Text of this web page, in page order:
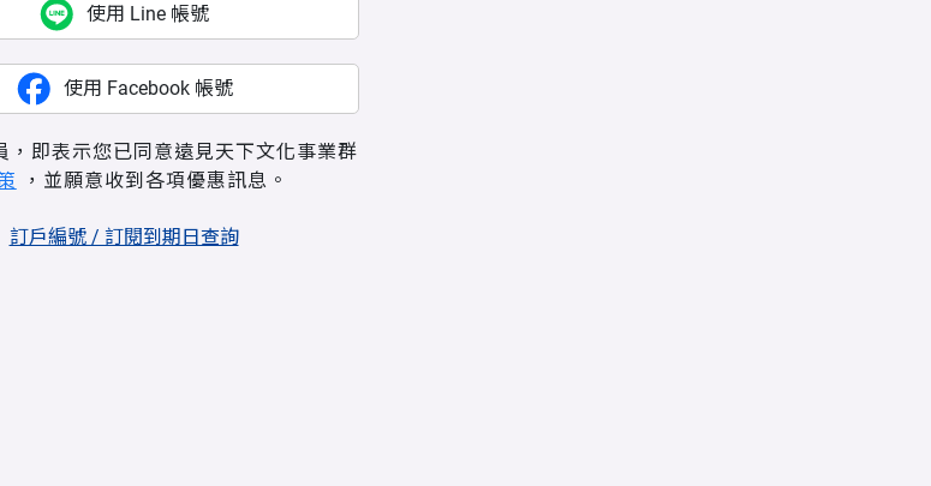
使用 Line 帳號
使用 Facebook 帳號
，即表示您已同意遠見天下文化事業群
，並願意收到各項優惠訊息。
訂戶編號 / 訂閱到期日查詢